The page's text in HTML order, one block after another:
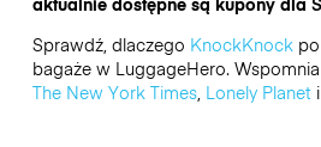
Sprawdź, dlaczego KnockKnock
bagaże w LuggageHero.
The New York Times, Lonely Planeti